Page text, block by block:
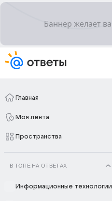
Главная
Моя лента
Пространства
В ТОПЕ НА ОТВЕТАХ
Информационные технологии